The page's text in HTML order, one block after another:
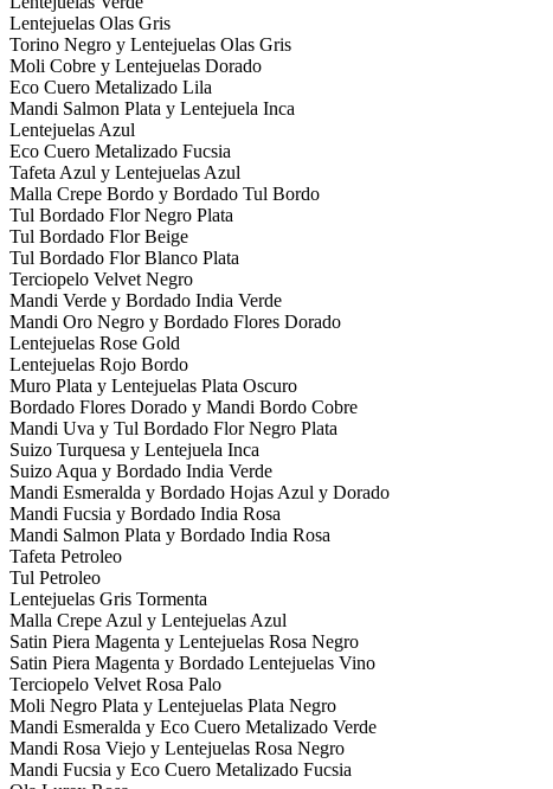
Lentejuelas Olas Gris
Torino Negro y Lentejuelas Olas Gris
Moli Cobre y Lentejuelas Dorado
Eco Cuero Metalizado Lila
Mandi Salmon Plata y Lentejuela Inca
Lentejuelas Azul
Eco Cuero Metalizado Fucsia
Tafeta Azul y Lentejuelas Azul
Malla Crepe Bordo y Bordado Tul Bordo
Tul Bordado Flor Negro Plata
Tul Bordado Flor Beige
Tul Bordado Flor Blanco Plata
Terciopelo Velvet Negro
Mandi Verde y Bordado India Verde
Mandi Oro Negro y Bordado Flores Dorado
Lentejuelas Rose Gold
Lentejuelas Rojo Bordo
Muro Plata y Lentejuelas Plata Oscuro
Bordado Flores Dorado y Mandi Bordo Cobre
Mandi Uva y Tul Bordado Flor Negro Plata
Suizo Turquesa y Lentejuela Inca
Suizo Aqua y Bordado India Verde
Mandi Esmeralda y Bordado Hojas Azul y Dorado
Mandi Fucsia y Bordado India Rosa
Mandi Salmon Plata y Bordado India Rosa
Tafeta Petroleo
Tul Petroleo
Lentejuelas Gris Tormenta
Malla Crepe Azul y Lentejuelas Azul
Satin Piera Magenta y Lentejuelas Rosa Negro
Satin Piera Magenta y Bordado Lentejuelas Vino
Terciopelo Velvet Rosa Palo
Moli Negro Plata y Lentejuelas Plata Negro
Mandi Esmeralda y Eco Cuero Metalizado Verde
Mandi Rosa Viejo y Lentejuelas Rosa Negro
Mandi Fucsia y Eco Cuero Metalizado Fucsia